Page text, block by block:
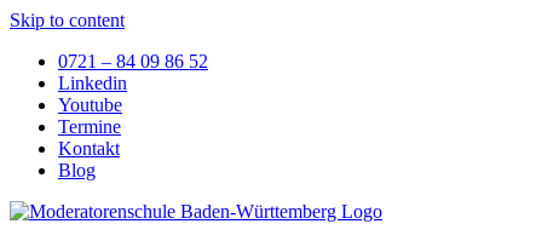
Skip to content
0721 – 84 09 86 52
Linkedin
Youtube
Termine
Kontakt
Blog